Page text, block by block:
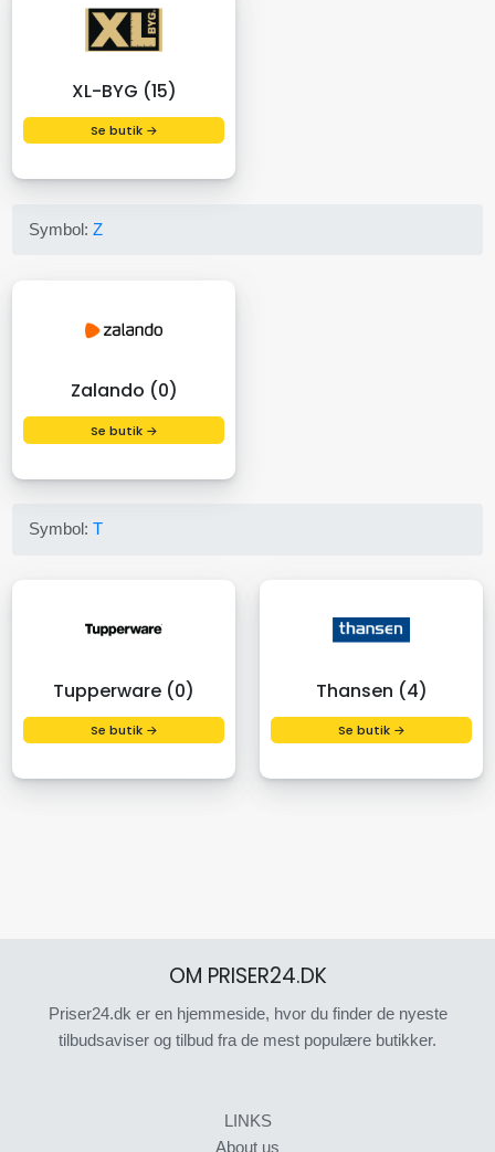
XL-BYG (15)
Se butik →
Symbol:Z
Zalando (0)
Se butik →
Symbol:T
Tupperware (0)
Se butik →
Thansen (4)
Se butik →
OM PRISER24.DK
Priser24.dk er en hjemmeside, hvor du finder de nyeste
tilbudsaviser og tilbud fra de mest populære butikker.
LINKS
About us